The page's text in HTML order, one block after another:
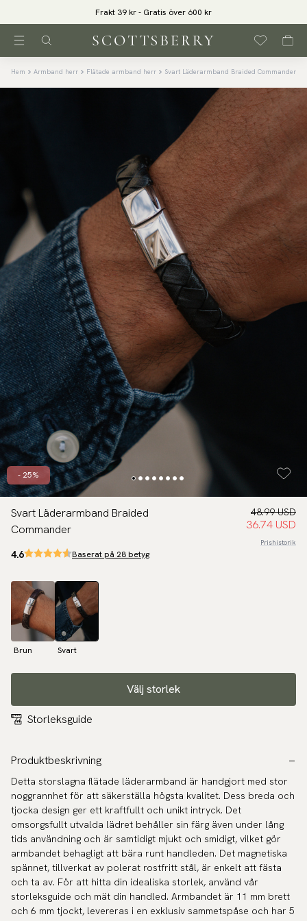
Frakt 39 kr - Gratis över 600 kr
Hem Armband herr Flätade armband herr Svart Läderarmband Braided Commander
- 25%
Svart Läderarmband Braided
Commander
48.99 USD
36.74 USD
Prishistorik
4.6 Baserat på 28 betyg
Brun Svart
Välj storlek
Storleksguide
Produktbeskrivning
Detta storslagna flätade läderarmband är handgjort med stor
noggrannhet för att säkerställa högsta kvalitet. Dess breda och
tjocka design ger ett kraftfullt och unikt intryck. Det
omsorgsfullt utvalda lädret behåller sin färg även under lång
tids användning och är samtidigt mjukt och smidigt, vilket gör
armbandet behagligt att bära runt handleden. Det magnetiska
spännet, tillverkat av polerat rostfritt stål, är enkelt att fästa
och ta av. För att hitta din idealiska storlek, använd vår
storleksguide och mät din handled. Armbandet är 11 mm brett
och 6 mm tjockt, levereras i en exklusiv sammetspåse och har 5